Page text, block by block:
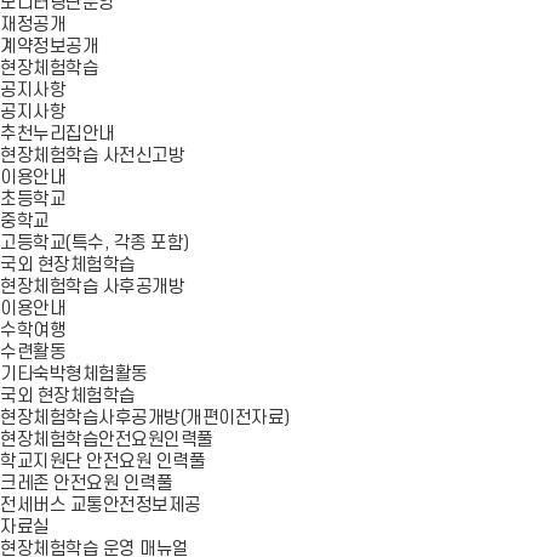
재정공개
계약정보공개
현장체험학습
공지사항
공지사항
추천누리집안내
현장체험학습 사전신고방
이용안내
초등학교
중학교
고등학교(특수, 각종 포함)
국외 현장체험학습
현장체험학습 사후공개방
이용안내
수학여행
수련활동
기타숙박형체험활동
국외 현장체험학습
현장체험학습사후공개방(개편이전자료)
현장체험학습안전요원인력풀
학교지원단 안전요원 인력풀
크레존 안전요원 인력풀
전세버스 교통안전정보제공
자료실
현장체험학습 운영 매뉴얼